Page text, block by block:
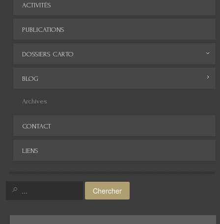
ACTIVITÉS
PUBLICATIONS
DOSSIERS CARTO
Monde
Amérique
Histoire de la cartographie
BLOG
Archives
CONTACT
LIENS
Chercher